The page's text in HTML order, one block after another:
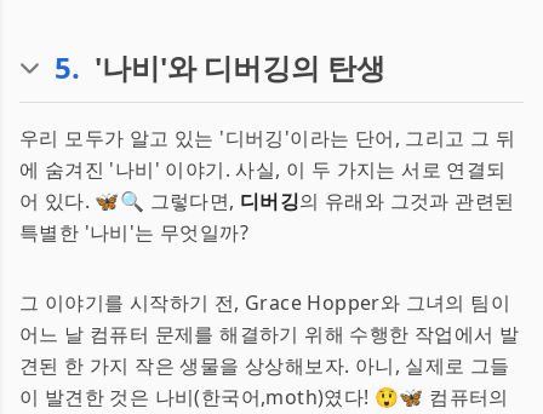
5. '나비'와 디버깅의 탄생
우리 모두가 알고 있는 '디버깅'이라는 단어, 그리고 그 뒤
에 숨겨진 '나비' 이야기. 사실, 이 두 가지는 서로 연결되
어 있다. 🦋🔍 그렇다면, 디버깅의 유래와 그것과 관련된
특별한 '나비'는 무엇일까?
그 이야기를 시작하기 전, Grace Hopper와 그녀의 팀이
어느 날 컴퓨터 문제를 해결하기 위해 수행한 작업에서 발
견된 한 가지 작은 생물을 상상해보자. 아니, 실제로 그들
이 발견한 것은 나비(한국어,moth)였다! 😲🦋 컴퓨터의